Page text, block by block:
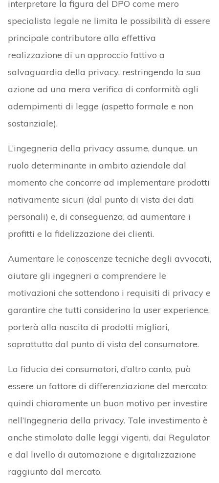
interpretare la figura del DPO come mero
specialista legale ne limita le possibilità di essere
principale contributore alla effettiva
realizzazione di un approccio fattivo a
salvaguardia della privacy, restringendo la sua
azione ad una mera verifica di conformità agli
adempimenti di legge (aspetto formale e non
sostanziale).
L’ingegneria della privacy assume, dunque, un
ruolo determinante in ambito aziendale dal
momento che concorre ad implementare prodotti
nativamente sicuri (dal punto di vista dei dati
personali) e, di conseguenza, ad aumentare i
profitti e la fidelizzazione dei clienti.
Aumentare le conoscenze tecniche degli avvocati,
aiutare gli ingegneri a comprendere le
motivazioni che sottendono i requisiti di privacy e
garantire che tutti considerino la user experience,
porterà alla nascita di prodotti migliori,
soprattutto dal punto di vista del consumatore.
La fiducia dei consumatori, d’altro canto, può
essere un fattore di differenziazione del mercato:
quindi chiaramente un buon motivo per investire
nell’Ingegneria della privacy. Tale investimento è
anche stimolato dalle leggi vigenti, dai Regulator
e dal livello di automazione e digitalizzazione
raggiunto dal mercato.